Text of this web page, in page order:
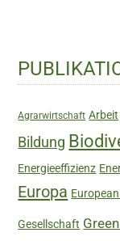
Haupt-
Sidebar
Agrarwirtschaft Arbeit
Bildung
Energieeffizienz
Europa
Gesellschaft